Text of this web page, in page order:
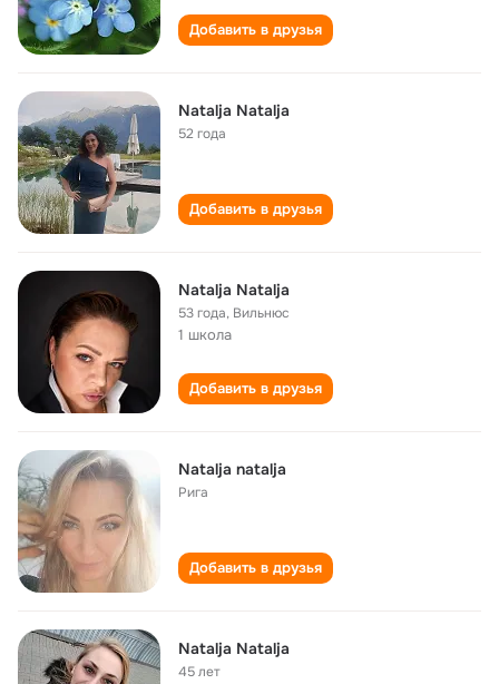
Добавить в друзья
Natalja Natalja
52 года
Добавить в друзья
Natalja Natalja
53 года, Вильнюс
1 школа
Добавить в друзья
Natalja natalja
Рига
Добавить в друзья
Natalja Natalja
45 лет